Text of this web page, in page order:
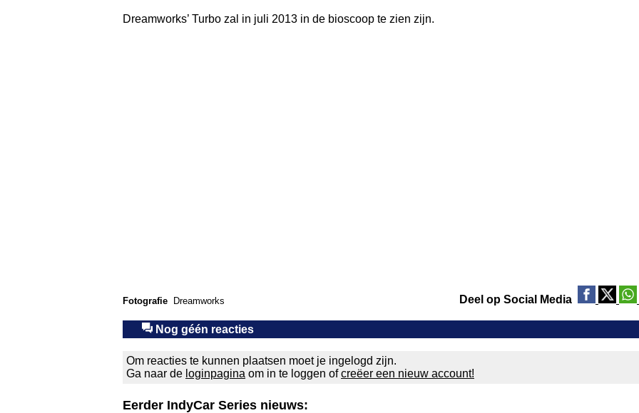
Dreamworks’ Turbo zal in juli 2013 in de bioscoop te zien zijn.
Fotografie Dreamworks Deel op Social Media
Nog géén reacties
Om reacties te kunnen plaatsen moet je ingelogd zijn.
Ga naar de loginpagina om in te loggen ofcreëer een nieuw account!
Eerder IndyCar Series nieuws: